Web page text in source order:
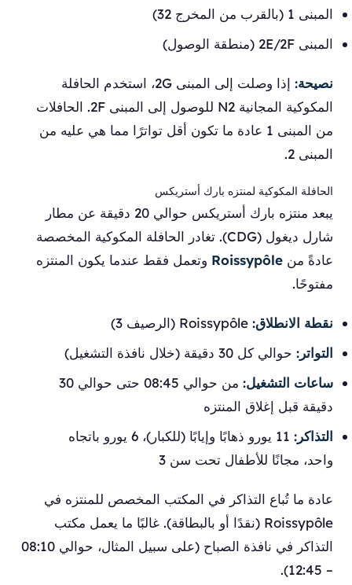
المبنى 1 (بالقرب من المخرج 32)
المبنى 2E/2F (منطقة الوصول)
نصيحة:
إذا وصلت إلى المبنى 2G، استخدم الحافلة
المكوكية المجانية N2 للوصول إلى المبنى 2F. الحافلات
من المبنى 1 عادة ما تكون أقل تواترًا مما هي عليه من
المبنى 2.
الحافلة المكوكية لمنتزه بارك أستريكس
يبعد منتزه بارك أستريكس حوالي 20 دقيقة عن مطار
شارل ديغول (CDG). تغادر الحافلة المكوكية المخصصة
عادةً من Roissypôle وتعمل فقط عندما يكون المنتزه
مفتوحًا.
نقطة الانطلاق:
التواتر: حوالي كل 30 دقيقة (خلال نافذة التشغيل)
ساعات التشغيل:
من حوالي 08:45 حتى حوالي 30
دقيقة قبل إغلاق المنتزه
التذاكر:
11 يورو ذهابًا وإيابًا (للكبار)، 6 يورو باتجاه
واحد، مجانًا للأطفال تحت سن 3
عادة ما تُباع التذاكر في المكتب المخصص للمنتزه في
Roissypôle (نقدًا أو بالبطاقة). غالبًا ما يعمل مكتب
التذاكر في نافذة الصباح (على سبيل المثال، حوالي 08:10
– 12:45).